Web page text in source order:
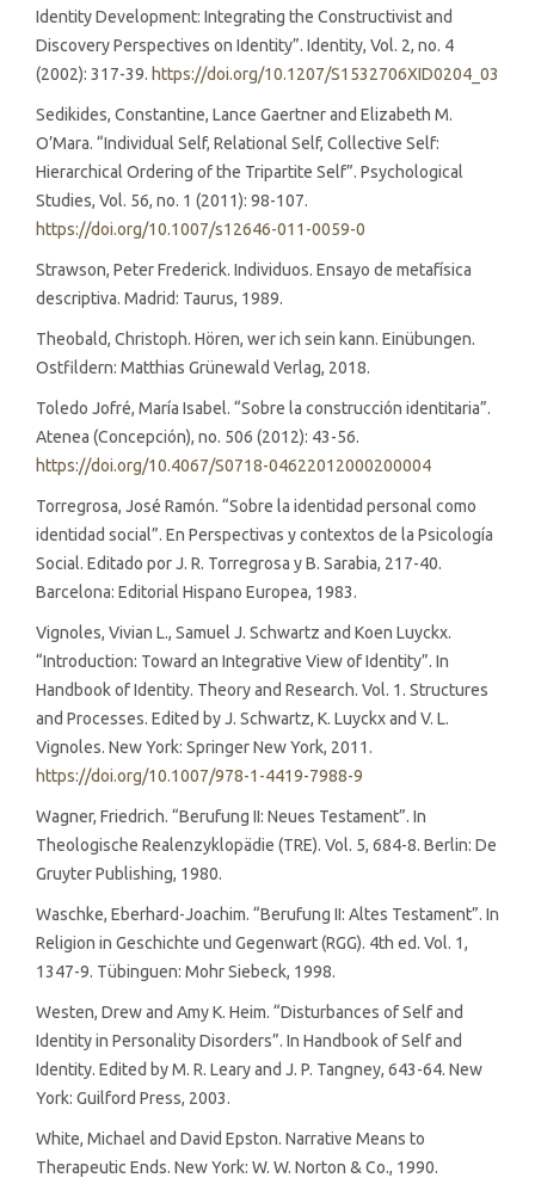
Identity Development: Integrating the Constructivist and
Discovery Perspectives on Identity”. Identity, Vol. 2, no. 4
(2002): 317-39. https://doi.org/10.1207/S1532706XID0204_03
Sedikides, Constantine, Lance Gaertner and Elizabeth M.
O’Mara. “Individual Self, Relational Self, Collective Self:
Hierarchical Ordering of the Tripartite Self”. Psychological
Studies, Vol. 56, no. 1 (2011): 98-107.
https://doi.org/10.1007/s12646-011-0059-0
Strawson, Peter Frederick. Individuos. Ensayo de metafísica
descriptiva. Madrid: Taurus, 1989.
Theobald, Christoph. Hören, wer ich sein kann. Einübungen.
Ostfildern: Matthias Grünewald Verlag, 2018.
Toledo Jofré, María Isabel. “Sobre la construcción identitaria”.
Atenea (Concepción), no. 506 (2012): 43-56.
https://doi.org/10.4067/S0718-04622012000200004
Torregrosa, José Ramón. “Sobre la identidad personal como
identidad social”. En Perspectivas y contextos de la Psicología
Social. Editado por J. R. Torregrosa y B. Sarabia, 217-40.
Barcelona: Editorial Hispano Europea, 1983.
Vignoles, Vivian L., Samuel J. Schwartz and Koen Luyckx.
“Introduction: Toward an Integrative View of Identity”. In
Handbook of Identity. Theory and Research. Vol. 1. Structures
and Processes. Edited by J. Schwartz, K. Luyckx and V. L.
Vignoles. New York: Springer New York, 2011.
https://doi.org/10.1007/978-1-4419-7988-9
Wagner, Friedrich. “Berufung II: Neues Testament”. In
Theologische Realenzyklopädie (TRE). Vol. 5, 684-8. Berlin: De
Gruyter Publishing, 1980.
Waschke, Eberhard-Joachim. “Berufung II: Altes Testament”. In
Religion in Geschichte und Gegenwart (RGG). 4th ed. Vol. 1,
1347-9. Tübinguen: Mohr Siebeck, 1998.
Westen, Drew and Amy K. Heim. “Disturbances of Self and
Identity in Personality Disorders”. In Handbook of Self and
Identity. Edited by M. R. Leary and J. P. Tangney, 643-64. New
York: Guilford Press, 2003.
White, Michael and David Epston. Narrative Means to
Therapeutic Ends. New York: W. W. Norton & Co., 1990.